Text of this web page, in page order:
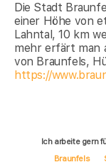
Die Stadt
einer Höhe von
Lahntal, 10 km
mehr erfärt man
von Braunfels,
https://
Ich arbeite gern
Braunfels